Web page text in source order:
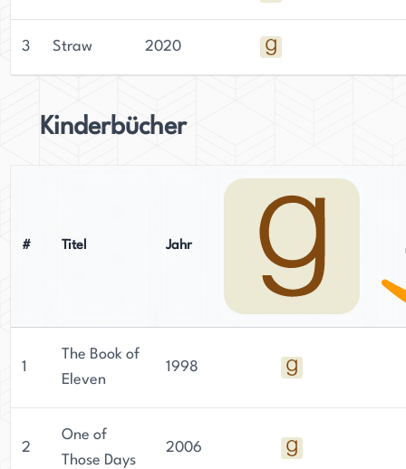
3 Straw 2020
Kinderbücher
# Titel Jahr
1
The Book of
Eleven
1998
2
One of
Those Days
2006